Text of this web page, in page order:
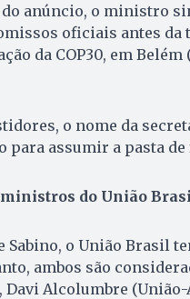
do anúncio, o ministro
oficiais antes da
da COP30, em
o nome da
para assumir a pasta
ministros do União
Sabino, o União Brasil
ambos são
Davi Alcolumbre